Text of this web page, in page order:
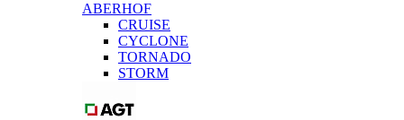
ABERHOF
CRUISE
CYCLONE
TORNADO
STORM